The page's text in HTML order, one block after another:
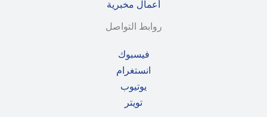
أعمال مخبرية
روابط التواصل
فيسبوك
انستغرام
يوتيوب
تويتر